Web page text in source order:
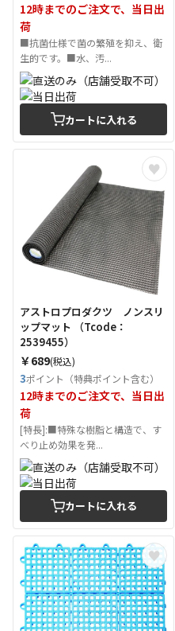
12時までのご注文で、当日出
荷
■抗菌仕様で菌の繁殖を抑え、衛
生的です。■水、汚...
カートに入れる
アストロプロダクツ ノンスリ
ップマット （Tcode：
2539455）
￥689(税込)
3ポイント（特典ポイント含む）
12時までのご注文で、当日出
荷
[特長]:■特殊な樹脂と構造で、す
べり止め効果を発...
カートに入れる